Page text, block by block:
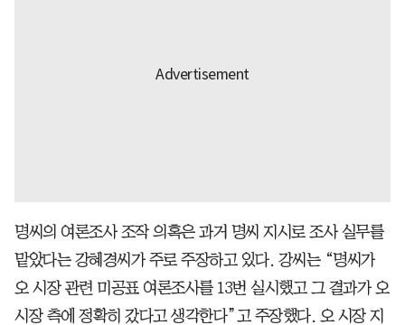
명씨의 여론조사 조작 의혹은 과거 명씨 지시로 조사 실무를
맡았다는 강혜경씨가 주로 주장하고 있다. 강씨는 “명씨가
오 시장 관련 미공표 여론조사를 13번 실시했고 그 결과가 오
시장 측에 정확히 갔다고 생각한다”고 주장했다. 오 시장 지